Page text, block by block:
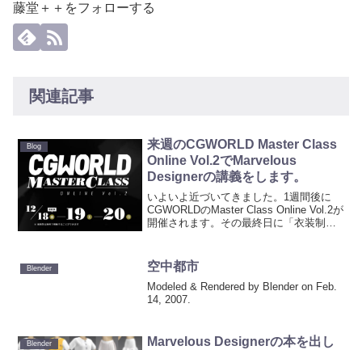
藤堂＋＋をフォローする
関連記事
Blog
来週のCGWORLD Master Class
Online Vol.2でMarvelous
Designerの講義をします。
いよいよ近づいてきました。1週間後に
CGWORLDのMaster Class Online Vol.2が
開催されます。その最終日に「衣装制作
義の詳細にも書いていますが、...
Blender 空中都市
Modeled & Rendered by Blender on Feb.
14, 2007.
Blender
Marvelous Designerの本を出し